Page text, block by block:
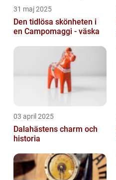
31 maj 2025
Den tidlösa skönheten i
en Campomaggi - väska
03 april 2025
Dalahästens charm och
historia